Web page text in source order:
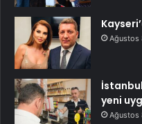
Ağustos
yeni
Ağustos